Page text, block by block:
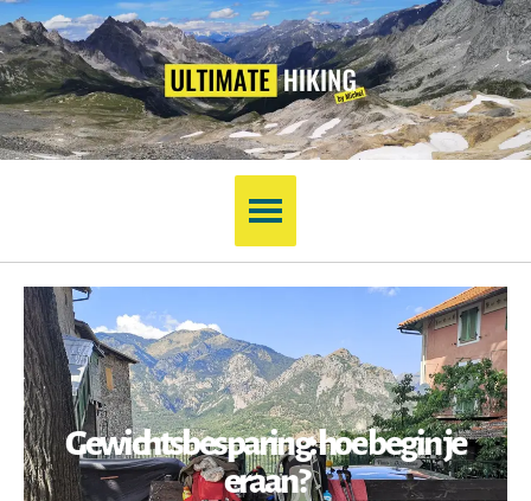
Gewichtsbesparing: hoe begin je
eraan?